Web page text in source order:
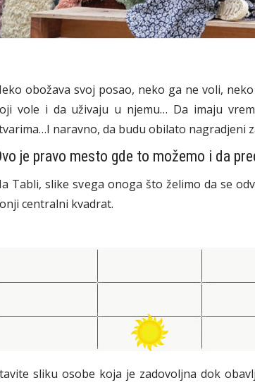
obožava svoj posao, neko ga ne voli,
vole i da uživaju u njemu… Da imaju
naravno, da budu obilato nagradjeni
je pravo mesto gde to možemo i da
Tabli, slike svega onoga što želimo da se
centralni kvadrat.
sliku osobe koja je zadovoljna dok